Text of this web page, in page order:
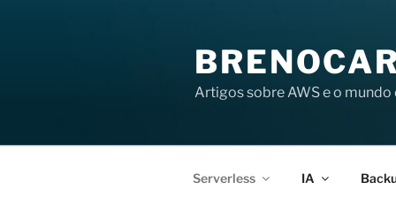
Artigos sobre AWS e o
Serverless IA